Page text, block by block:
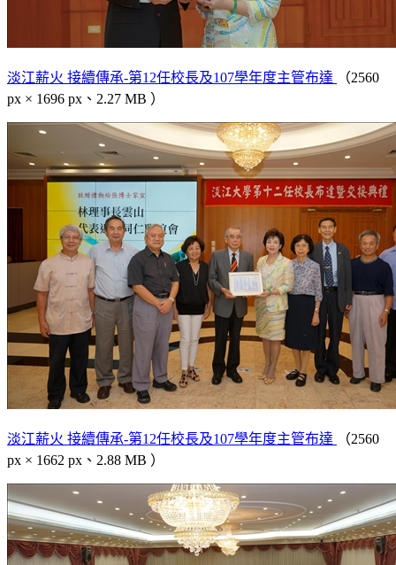
淡江薪火 接續傳承-第12任校長及107學年度主管布達
（2560
px × 1696 px、2.27 MB ）
淡江薪火 接續傳承-第12任校長及107學年度主管布達
（2560
px × 1662 px、2.88 MB ）